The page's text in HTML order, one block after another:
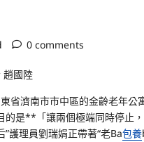
0 comments
趙國陸
省濟南市市中區的金齡老年公
的是**「讓兩個極端同時停止
”護理員劉瑞娟正帶著“老Ba包養